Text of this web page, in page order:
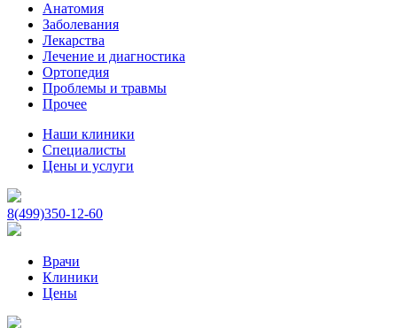
Анатомия
Заболевания
Лекарства
Лечение и диагностика
Ортопедия
Проблемы и травмы
Прочее
Наши клиники
Специалисты
Цены и услуги
8(499)350-12-60
Врачи
Клиники
Цены